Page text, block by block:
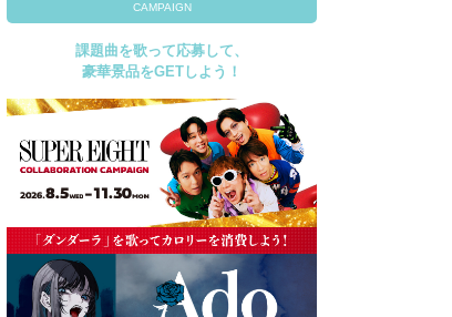
CAMPAIGN
課題曲を歌って応募して、
豪華景品をGETしよう！